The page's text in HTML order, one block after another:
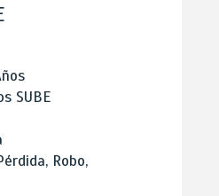
SUBE
Robo,